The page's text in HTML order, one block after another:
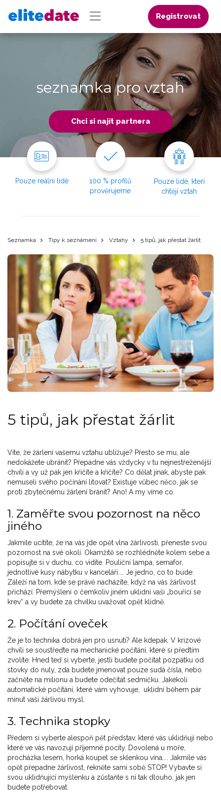
Registrovat
seznamka pro vztah
Chci si najít partnera
Pouze reální lidé
100 % profilů
prověřujeme
Pouze lidé, kteří
chtějí vztah
Seznamka Tipy k seznámení Vztahy 5 tipů, jak přestat žárlit
5 tipů, jak přestat žárlit
Víte, že žárlení vašemu vztahu ubližuje? Přesto se mu, ale
nedokážete ubránit? Přepadne vás vždycky v tu nejnestřeženější
chvíli a vy už pak jen křičíte a křičíte? Co dělat jinak, abyste pak
nemuseli svého počínání litovat? Existuje vůbec něco, jak se
proti zbytečnému žárlení bránit? Ano! A my víme co.
1. Zaměřte svou pozornost na něco
jiného
Jakmile ucítíte, že na vás jde opět vlna žárlivosti, přeneste svou
pozornost na své okolí. Okamžitě se rozhlédněte kolem sebe a
popisujte si v duchu, co vidíte. Pouliční lampa, semafor,
jednotlivé kusy nábytku v kanceláři.... Je jedno, co to bude.
Záleží na tom, kde se právě nacházíte, když na vás žárlivost
přichází. Přemýšlení o čemkoliv jiném uklidní vaši „bouřící se
krev“ a vy budete za chvilku uvažovat opět klidně.
2. Počítání oveček
Že je to technika dobrá jen pro usnutí? Ale kdepak. V krizové
chvíli se soustřeďte na mechanické počítání, které si předtím
zvolíte. Hned teď si vyberte, jestli budete počítat pozpátku od
stovky do nuly, zda budete jmenovat pouze sudá čísla, nebo
začněte na milionu a budete odečítat sedmičku. Jakékoli
automatické počítání, které vám vyhovuje, uklidní během pár
minut vaši žárlivou mysl.
3. Technika stopky
Předem si vyberte alespoň pět představ, které vás uklidňují nebo
které ve vás navozují příjemné pocity. Dovolená u moře,
procházka lesem, horká koupel se sklenkou vína.... Jakmile vás
opět přepadne žárlivost, řekněte sami sobě STOP! Vybavte si
svou uklidňující myšlenku a zůstaňte s ní tak dlouho, jak jen
budete potřebovat.